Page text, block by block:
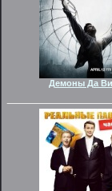
Демоны Да